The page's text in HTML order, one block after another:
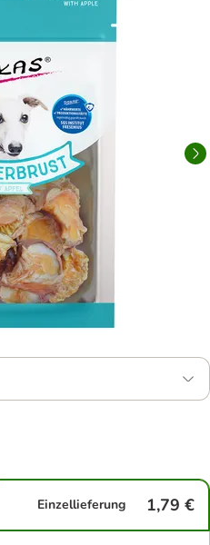
Einzellieferung 1,79 €